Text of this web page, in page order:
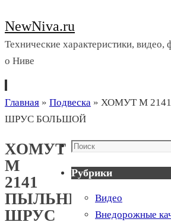
NewNiva.ru
Технические характеристики, видео,
о Ниве
Перейти
к
Главная » Подвеска » ХОМУТ М
ШРУС БОЛЬШОЙ
ХОМУТ
М
2141
ПЫЛЬНИКА
ШРУС
Поиск
Рубрики
Видео
Внедорожные